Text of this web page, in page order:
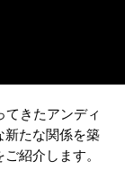
てきたアンディ
新たな関係を築
紹介します。